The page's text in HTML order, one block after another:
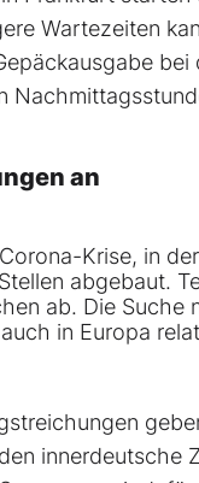
Wartezeiten
an
Krise, in
abgebaut.
ab. Die
in Europa
innerdeutsche